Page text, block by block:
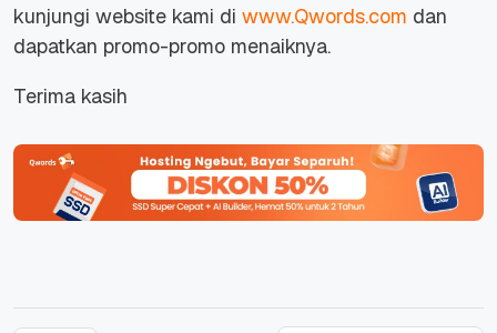
kunjungi website kami di www.Qwords.com dan
dapatkan promo-promo menaiknya.
Terima kasih